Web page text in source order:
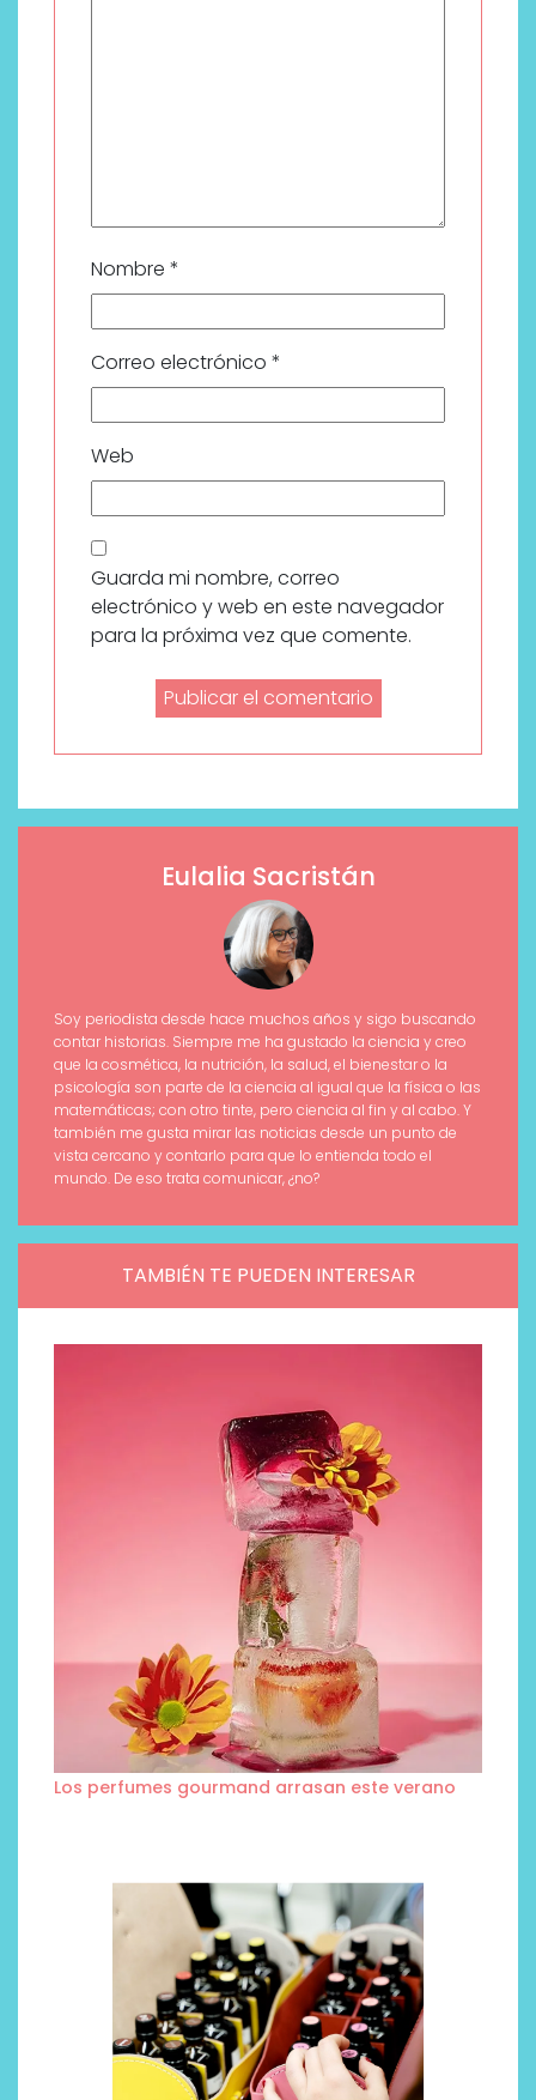
Nombre *
Correo electrónico *
Web
Guarda mi nombre, correo
electrónico y web en este navegador
para la próxima vez que comente.
Eulalia Sacristán
Soy periodista desde hace muchos años y sigo buscando
contar historias. Siempre me ha gustado la ciencia y creo
que la cosmética, la nutrición, la salud, el bienestar o la
psicología son parte de la ciencia al igual que la física o las
matemáticas; con otro tinte, pero ciencia al fin y al cabo. Y
también me gusta mirar las noticias desde un punto de
vista cercano y contarlo para que lo entienda todo el
mundo. De eso trata comunicar, ¿no?
TAMBIÉN TE PUEDEN INTERESAR
Los perfumes gourmand arrasan este verano